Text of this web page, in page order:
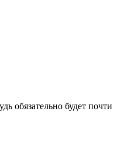
обязательно будет почти